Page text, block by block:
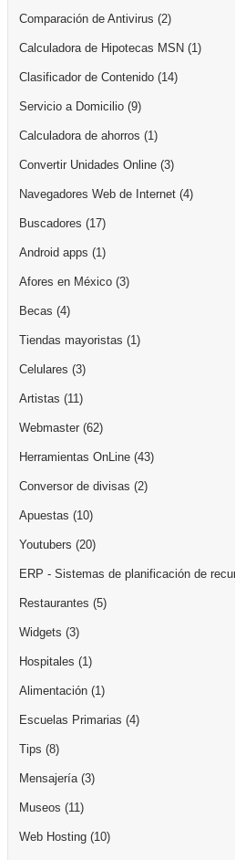
Comparación de Antivirus (2)
Calculadora de Hipotecas MSN (1)
Clasificador de Contenido (14)
Servicio a Domicilio (9)
Calculadora de ahorros (1)
Convertir Unidades Online (3)
Navegadores Web de Internet (4)
Buscadores (17)
Android apps (1)
Afores en México (3)
Becas (4)
Tiendas mayoristas (1)
Celulares (3)
Artistas (11)
Webmaster (62)
Herramientas OnLine (43)
Conversor de divisas (2)
Apuestas (10)
Youtubers (20)
ERP - Sistemas de planificación de
Restaurantes (5)
Widgets (3)
Hospitales (1)
Alimentación (1)
Escuelas Primarias (4)
Tips (8)
Mensajería(3)
Museos (11)
Web Hosting (10)